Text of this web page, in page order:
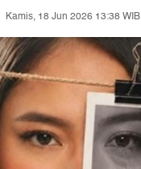
Kamis, 18 Jun 2026 13:38 WIB